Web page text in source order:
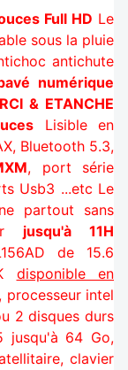
Full HD Le
sous la pluie
antichute
numérique
& ETANCHE
Lisible en
Bluetooth 5.3,
, port série
Usb3 ...etc Le
partout sans
jusqu'à 11H
de 15.6
disponible en
processeur intel
2 disques durs
jusqu'à 64 Go,
clavier